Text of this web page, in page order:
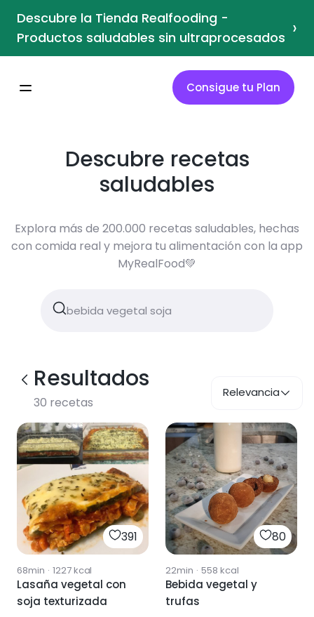
Descubre la Tienda Realfooding -
Productos saludables sin ultraprocesados ›
Consigue tu Plan
Descubre recetas
saludables
Explora más de 200.000 recetas saludables, hechas
con comida real y mejora tu alimentación con la app
MyRealFood💚
Resultados
30 recetas
Relevancia
391
68min · 1227kcal
Lasaña vegetal con
soja texturizada
80
22min · 558 kcal
Bebida vegetal y
trufas